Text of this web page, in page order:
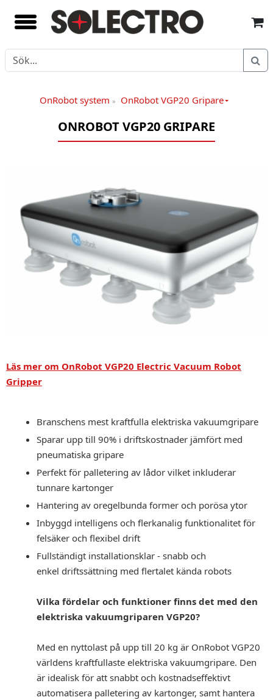
OnRobot system » OnRobot VGP20 Gripare
ONROBOT VGP20 GRIPARE
Läs mer om OnRobot VGP20 Electric Vacuum Robot
Gripper
Branschens mest kraftfulla elektriska vakuumgripare
Sparar upp till 90% i driftskostnader jämfört med
pneumatiska gripare
Perfekt för palletering av lådor vilket inkluderar
tunnare kartonger
Hantering av oregelbunda former och porösa ytor
Inbyggd intelligens och flerkanalig funktionalitet för
felsäker och flexibel drift
Fullständigt installationsklar - snabb och
enkel driftssättning med flertalet kända robots
Vilka fördelar och funktioner finns det med den
elektriska vakuumgriparen VGP20?
Med en nyttolast på upp till 20 kg är OnRobot VGP20
världens kraftfullaste elektriska vakuumgripare. Den
är idealisk för att snabbt och kostnadseffektivt
automatisera palletering av kartonger, samt hantera